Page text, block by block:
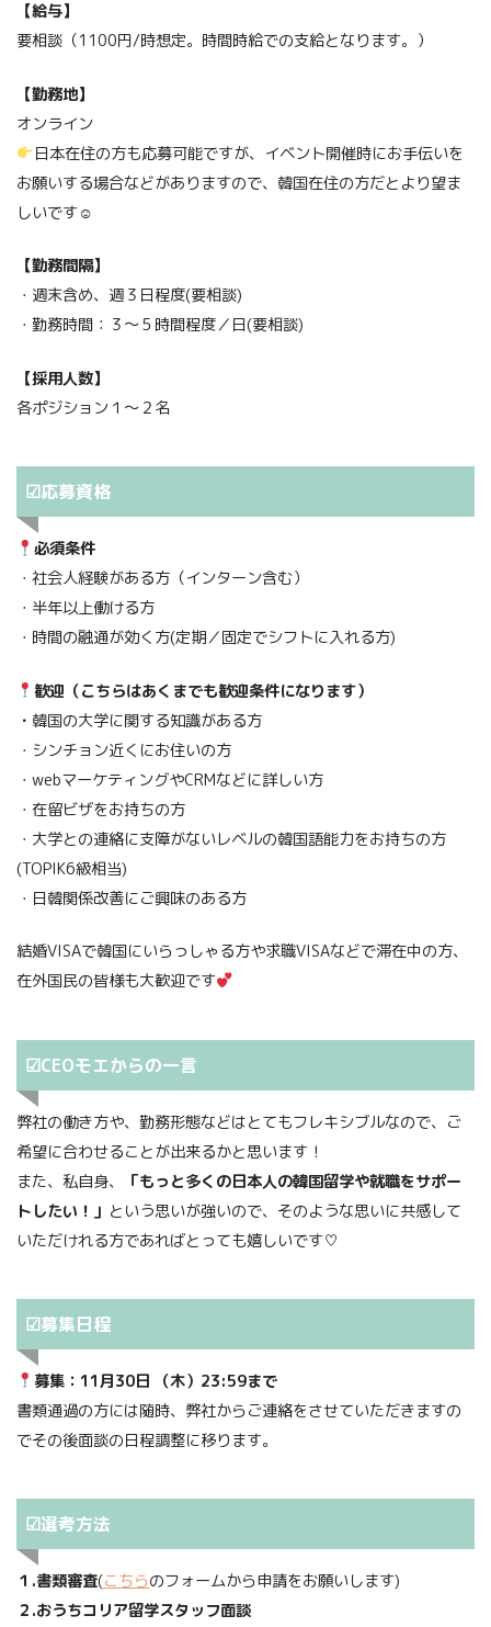
【給与】
要相談（1100円/時想定。時間時給での支給となります。）
【勤務地】
オンライン
日本在住の方も応募可能ですが、イベント開催時にお手伝いを
お願いする場合などがありますので、韓国在住の方だとより望ま
しいです☺
【勤務間隔】
・週末含め、週３日程度(要相談)
・勤務時間：３〜５時間程度／日(要相談)
【採用人数】
各ポジション１〜２名
☑応募資格
必須条件
・社会人経験がある方（インターン含む）
・半年以上働ける方
・時間の融通が効く方(定期／固定でシフトに入れる方)
歓迎（こちらはあくまでも歓迎条件になります）
・ 韓国の大学に関する知識がある方
・シンチョン近くにお住いの方
・webマーケティングやCRMなどに詳しい方
・在留ビザをお持ちの方
・大学との連絡に支障がないレベルの韓国語能力をお持ちの方
(TOPIK6級相当)
・日韓関係改善にご興味のある方
結婚VISAで韓国にいらっしゃる方や求職VISAなどで滞在中の方、
在外国民の皆様も大歓迎です
☑CEOモエからの一言
弊社の働き方や、勤務形態などはとてもフレキシブルなので、ご
希望に合わせることが出来るかと思います！
また、私自身、
「もっと多くの日本人の韓国留学や就職をサポー
トしたい！」 という思いが強いので、そのような思いに共感して
いただけれる方であればとっても嬉しいです♡
☑募集日程
募集：11月30日 （木） 23:59まで
書類通過の方には随時、弊社からご連絡をさせていただきますの
でその後面談の日程調整に移ります。
☑選考方法
１.書類審査(こちらのフォームから申請をお願いします)
２.おうちコリア留学スタッフ面談